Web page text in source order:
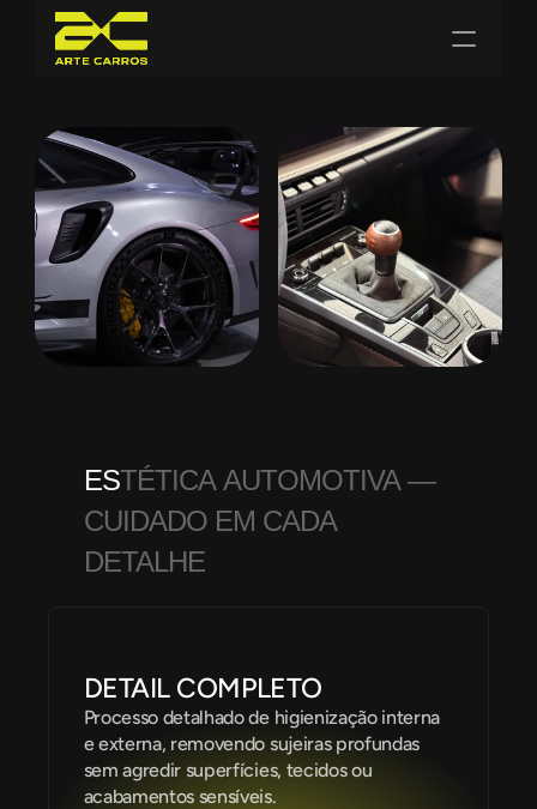
SOBRE NÓS
ESTÉTICA AUTOMOTIVA —
CUIDADO EM CADA
DETALHE
DETAIL COMPLETO
Processo detalhado de higienização interna
e externa, removendo sujeiras profundas
sem agredir superfícies, tecidos ou
acabamentos sensíveis.